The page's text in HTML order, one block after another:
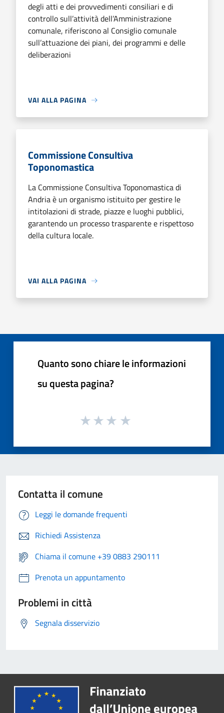
degli atti e dei provvedimenti consiliari e di
controllo sull’attività dell’Amministrazione
comunale, riferiscono al Consiglio comunale
sull’attuazione dei piani, dei programmi e delle
deliberazioni
VAI ALLA PAGINA
Commissione Consultiva
Toponomastica
La Commissione Consultiva Toponomastica di
Andria è un organismo istituito per gestire le
intitolazioni di strade, piazze e luoghi pubblici,
garantendo un processo trasparente e rispettoso
della cultura locale.
VAI ALLA PAGINA
Quanto sono chiare le informazioni
su questa pagina?
Contatta il comune
Leggi le domande frequenti
Richiedi Assistenza
Chiama il comune +39 0883 290111
Prenota un appuntamento
Problemi in città
Segnala disservizio